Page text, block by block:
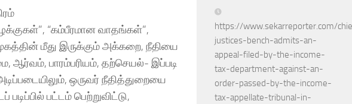
“கம்பீரமான வாதங்கள்”,
மீது இருக்கும் அக்கறை, நீதியை
ஆர்வம், பாரம்பரியம், தற்செயல்- இப்படி
ஒருவர் நீதித்துறையை
பட்டம் பெற்றுவிட்டு,
https://www.sekarreporter.com/
justices-bench-admits-an-
appeal-filed-by-the-income-
tax-department-against-an-
order-passed-by-the-income-
tax-appellate-tribunal-in-